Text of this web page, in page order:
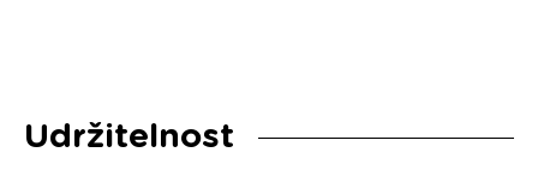
Udržitelnost